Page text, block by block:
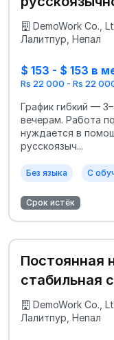
занятость)
DemoWork Co.,
Лалитпур, Непал
$ 153 - $ 153 в
Rs 22 000 - Rs 22
График гибкий —
вечерам. Работа
нуждается в
русскоязыч...
Без языка С
Срок истёк
Постоянная
стабильная
DemoWork Co.,
Лалитпур, Непал